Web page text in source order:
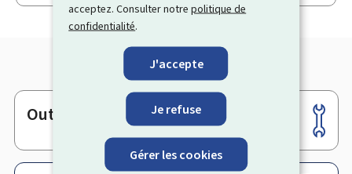
acceptez. Consulter notrepolitique de
confidentialité.
J'accepte
Je refuse
Gérer les cookies
Pied
de
page
Outils